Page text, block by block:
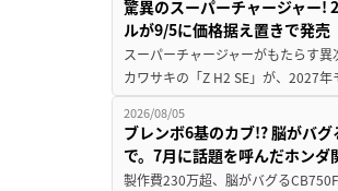
驚異のスーパーチャージャー!
ルが9/5に価格据え置きで発売
スーパーチャージャーがもたらす
カワサキの「Z H2 SE」が、2027
2026/08/05
ブレンボ6基のカブ!? 脳がバ
で。7月に話題を呼んだホンダ
製作費230万超、脳がバグる